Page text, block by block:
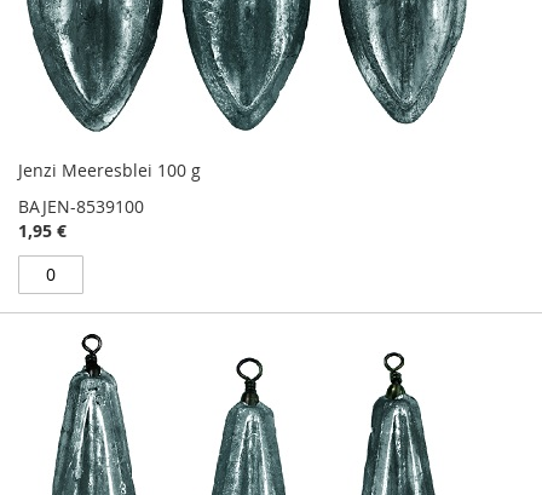
Jenzi Meeresblei 100 g
BAJEN-8539100
1,95 €